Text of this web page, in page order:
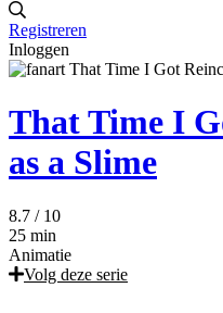
Registreren
Inloggen
That Time I
as a Slime
8.7 / 10
25 min
Animatie
Volg deze serie